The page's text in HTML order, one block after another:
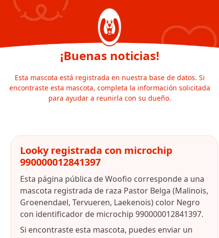
¡Buenas noticias!
Esta mascota está registrada en nuestra base de datos. Si
encontraste esta mascota, completa la información solicitada
para ayudar a reunirla con su dueño.
Looky registrada con microchip
990000012841397
Esta página pública de Woofio corresponde a una
mascota registrada de raza Pastor Belga (Malinois,
Groenendael, Tervueren, Laekenois) color Negro
con identificador de microchip 990000012841397.
Si encontraste esta mascota, puedes enviar un